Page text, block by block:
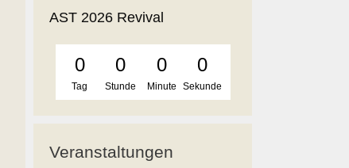
AST 2026 Revival
0
Tag
0
Stunde
0
Minute
0
Sekunde
Veranstaltungen